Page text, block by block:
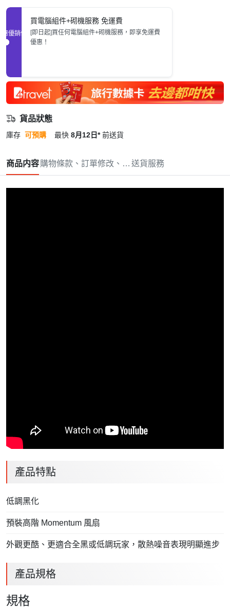
促銷優惠
買電腦組件+砌機服務 免運費
[即日起]買任何電腦組件+砌機服務，即享免運費
優惠！
貨品狀態
庫存 可預購 最快 8月12日* 前送貨
商品内容購物條款、訂單修改、取消與退款政策
送貨服務
產品特點
低調黑化
預裝高階 Momentum 風扇
外觀更酷、更適合全黑或低調玩家，散熱噪音表現明顯進步
產品規格
規格